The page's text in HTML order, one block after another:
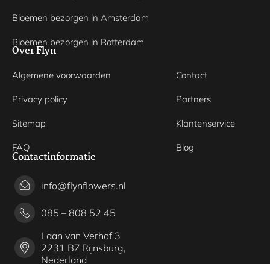
Bloemen bezorgen in Amsterdam
Bloemen bezorgen in Rotterdam
Over Flyn
Algemene voorwaarden
Privacy policy
Sitemap
FAQ
Contact
Partners
Klantenservice
Blog
Contactinformatie
info@flynflowers.nl
085 – 808 52 45
Laan van Verhof 3
2231 BZ Rijnsburg,
Nederland